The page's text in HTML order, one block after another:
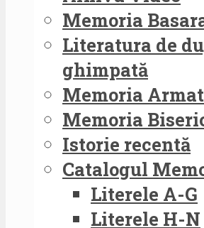
Memoria
Literatura de
ghimpată
Memoria
Memoria
Istorie recentă
Catalogul
Literele A-G
Literele H-N